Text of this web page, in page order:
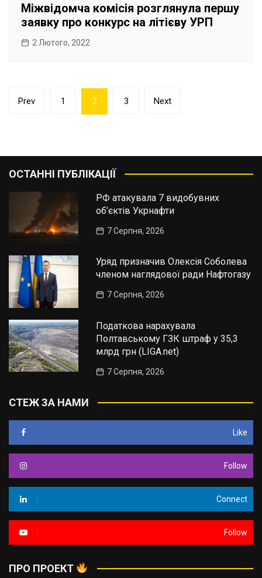
Міжвідомча комісія розглянула першу
заявку про конкурс на літієву УРП
2 Лютого, 2022
Пагінація
Prev 1 2 3 Next
ОСТАННІ ПУБЛІКАЦІЇ
РФ атакувала 7 видобувних
об’єктів Укрнафти
7 Серпня, 2026
Уряд призначив Олексія Соболева
членом наглядової ради Нафтогазу
7 Серпня, 2026
Податкова нарахувала
Полтавському ГЗК штраф у 35,3
млрд грн (LIGA.net)
7 Серпня, 2026
СТЕЖ ЗА НАМИ
Like
Follow
Connect
Follow
ПРО ПРОЕКТ